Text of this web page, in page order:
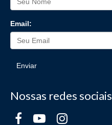
Email:
Enviar
Nossas redes sociais